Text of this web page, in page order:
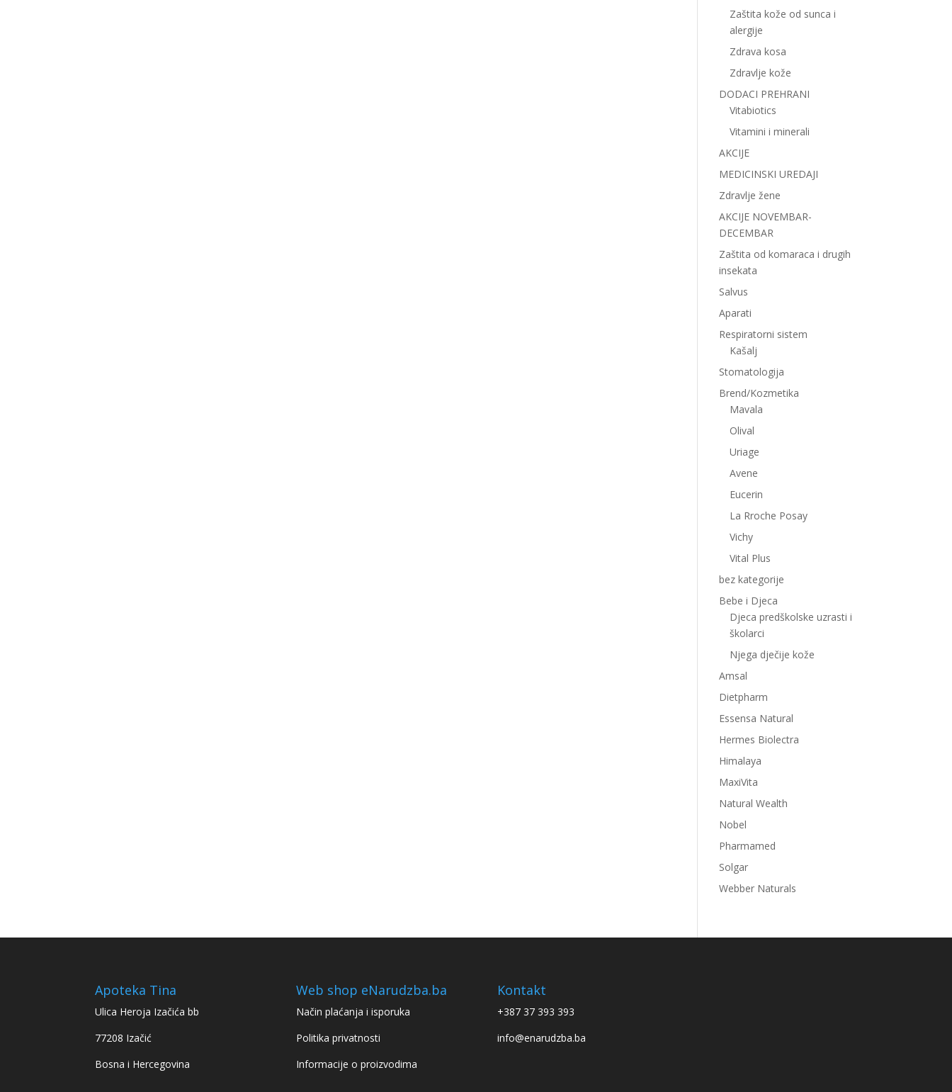
Zaštita kože od sunca i
alergije
Zdrava kosa
Zdravlje kože
DODACI PREHRANI
Vitabiotics
Vitamini i minerali
AKCIJE
MEDICINSKI UREDAJI
Zdravlje žene
AKCIJE NOVEMBAR-
DECEMBAR
Zaštita od komaraca i drugih
insekata
Salvus
Aparati
Respiratorni sistem
Kašalj
Stomatologija
Brend/Kozmetika
Mavala
Olival
Uriage
Avene
Eucerin
La Rroche Posay
Vichy
Vital Plus
bez kategorije
Bebe i Djeca
Djeca predškolske uzrasti i
školarci
Njega dječije kože
Amsal
Dietpharm
Essensa Natural
Hermes Biolectra
Himalaya
MaxiVita
Natural Wealth
Nobel
Pharmamed
Solgar
Webber Naturals
Apoteka Tina
Ulica Heroja Izačića bb
77208 Izačić
Bosna i Hercegovina
Web shop eNarudzba.ba
Način plaćanja i isporuka
Politika privatnosti
Informacije o proizvodima
Kontakt
+387 37 393 393
info@enarudzba.ba